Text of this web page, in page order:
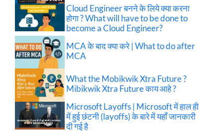
Cloud Engineer बनने के लिये क्या करना
होगा ? What will have to be done to
become a Cloud Engineer?
MCA के बाद क्या करे | What to do after
MCA
What the Mobikwik Xtra Future ?
Mibikwik Xtra Future काय आहे ?
Microsoft Layoffs | Microsoft में हाल ही
में हुई छंटनी (layoffs) के बारे में यहाँ जानकारी
दी गई है